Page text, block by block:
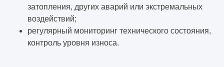
затопления, других аварий или экстремальных
воздействий;
регулярный мониторинг технического состояния,
контроль уровня износа.